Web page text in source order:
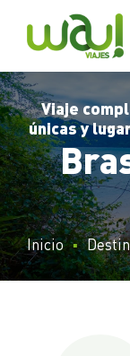
Viaje
únicas y
Inicio